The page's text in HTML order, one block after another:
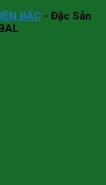
BẮC - Đặc Sản